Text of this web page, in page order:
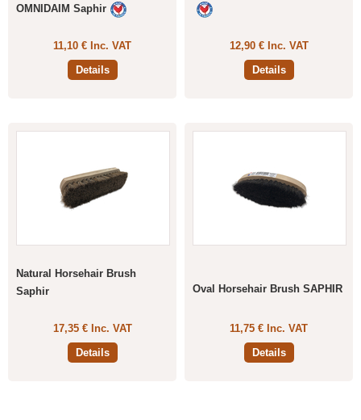
OMNIDAIM Saphir
11,10 € Inc. VAT
Details
12,90 € Inc. VAT
Details
Natural Horsehair Brush
Saphir
17,35 € Inc. VAT
Details
Oval Horsehair Brush SAPHIR
11,75 € Inc. VAT
Details